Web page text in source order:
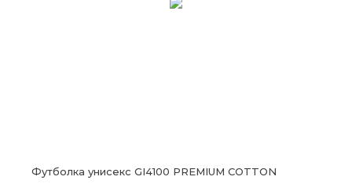
Футболка унисекс GI4100 PREMIUM COTTON